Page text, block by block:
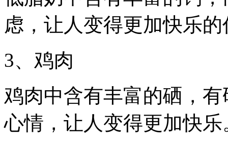
虑，让人变得更加快乐
3、鸡肉
鸡肉中含有丰富的硒，
心情，让人变得更加快乐